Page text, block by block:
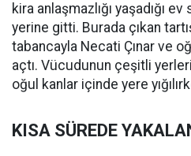
kira anlaşmazlığı yaşadığı
yerine gitti. Burada çıkan
tabancayla Necati Çınar ve
açtı. Vücudunun çeşitli
oğul kanlar içinde yere
KISA SÜREDE